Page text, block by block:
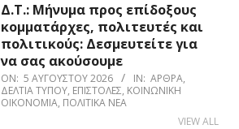
Δ.Τ.: Μήνυμα προς επίδοξους
κομματάρχες, πολιτευτές και
πολιτικούς: Δεσμευτείτε για
να σας ακούσουμε
ON: 5 ΑΥΓΟΎΣΤΟΥ 2026 IN: ΆΡΘΡΑ,
ΔΕΛΤΊΑ ΤΎΠΟΥ, ΕΠΙΣΤΟΛΈΣ, ΚΟΙΝΩΝΙΚΉ
ΟΙΚΟΝΟΜΊΑ, ΠΟΛΙΤΙΚΆ ΝΈΑ
VIEW ALL